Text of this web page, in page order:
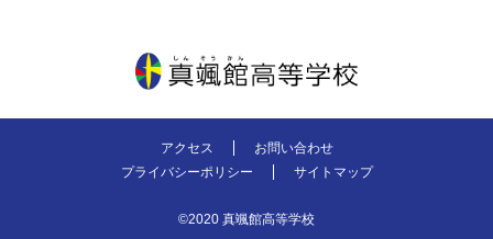
アクセス
お問い合わせ
プライバシーポリシー
サイトマップ
©2020 真颯館高等学校